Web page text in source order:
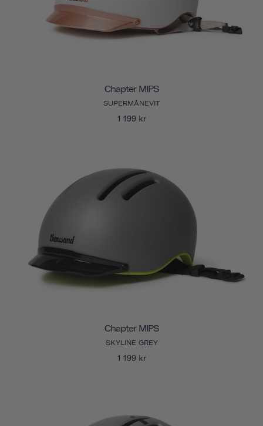
Chapter MIPS
SUPERMÅNEVIT
1 199 kr
Chapter MIPS
SKYLINE GREY
1 199 kr